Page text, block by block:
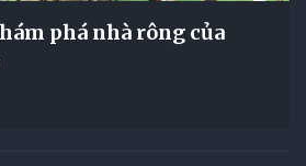
phá nhà rông của